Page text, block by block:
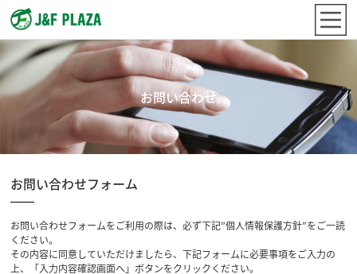
お問い合わせ
お問い合わせフォーム
お問い合わせフォームをご利用の際は、必ず下記”個人情報保護方針”をご一読
ください。
その内容に同意していただけましたら、下記フォームに必要事項をご入力の
上、「入力内容確認画面へ」ボタンをクリックください。